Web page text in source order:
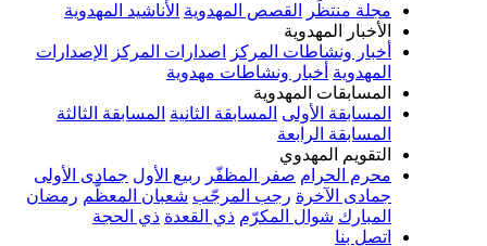
منتظَر
القصص المهدوية الأناشيد المهدوية
المهدوية
ونشاطات المركز اصدارات المركز الإصدارات
أخبار ونشاطات مهدوية
المهدوية
الأولى المسابقة الثانية المسابقة الثالثة
الرابعة
المهدوي
الحرام
صفر المظفّر ربيع الأول جمادى الأولى
رجب المرجّب شعبان المعظّم رمضان
شوال المكرّم ذي القعدة ذي الحجة